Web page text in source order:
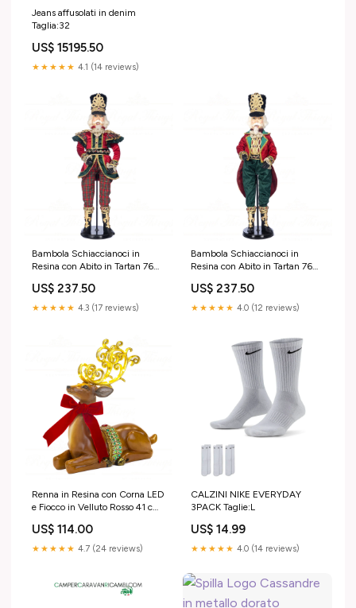
Jeans affusolati in denim
Taglia:32
US$ 15195.50
★★★★★ 4.1 (14 reviews)
Bambola Schiaccianoci in
Resina con Abito in Tartan 76
US$ 237.50
★★★★★ 4.3 (17 reviews)
Bambola Schiaccianoci in
Resina con Abito in Tartan 76
US$ 237.50
★★★★★ 4.0 (12 reviews)
Renna in Resina con Corna LED
e Fiocco in Velluto Rosso 41 cm
US$ 114.00
★★★★★ 4.7 (24 reviews)
CALZINI NIKE EVERYDAY
3PACK Taglie:L
US$ 14.99
★★★★★ 4.0 (14 reviews)